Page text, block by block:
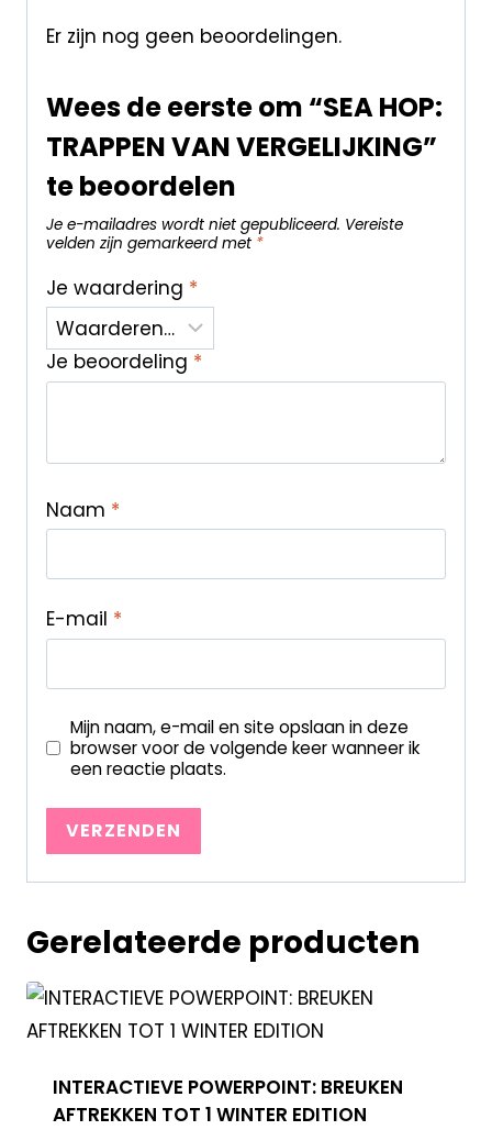
Er zijn nog geen beoordelingen.
Wees de eerste om “SEA HOP:
TRAPPEN VAN VERGELIJKING”
te beoordelen
Je e-mailadres wordt niet gepubliceerd. Vereiste
velden zijn gemarkeerd met *
Je waardering *
Je beoordeling *
Naam *
E-mail *
Mijn naam, e-mail en site opslaan in deze
browser voor de volgende keer wanneer ik
een reactie plaats.
Gerelateerde producten
INTERACTIEVE POWERPOINT: BREUKEN
AFTREKKEN TOT 1 WINTER EDITION